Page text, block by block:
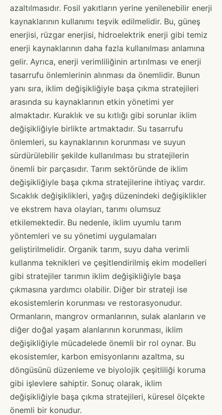
azaltılmasıdır. Fosil yakıtların yerine yenilenebilir enerji
kaynaklarının kullanımı teşvik edilmelidir. Bu, güneş
enerjisi, rüzgar enerjisi, hidroelektrik enerji gibi temiz
enerji kaynaklarının daha fazla kullanılması anlamına
gelir. Ayrıca, enerji verimliliğinin artırılması ve enerji
tasarrufu önlemlerinin alınması da önemlidir. Bunun
yanı sıra, iklim değişikliğiyle başa çıkma stratejileri
arasında su kaynaklarının etkin yönetimi yer
almaktadır. Kuraklık ve su kıtlığı gibi sorunlar iklim
değişikliğiyle birlikte artmaktadır. Su tasarrufu
önlemleri, su kaynaklarının korunması ve suyun
sürdürülebilir şekilde kullanılması bu stratejilerin
önemli bir parçasıdır. Tarım sektöründe de iklim
değişikliğiyle başa çıkma stratejilerine ihtiyaç vardır.
Sıcaklık değişiklikleri, yağış düzenindeki değişiklikler
ve ekstrem hava olayları, tarımı olumsuz
etkilemektedir. Bu nedenle, iklim uyumlu tarım
yöntemleri ve su yönetimi uygulamaları
geliştirilmelidir. Organik tarım, suyu daha verimli
kullanma teknikleri ve çeşitlendirilmiş ekim modelleri
gibi stratejiler tarımın iklim değişikliğiyle başa
çıkmasına yardımcı olabilir. Diğer bir strateji ise
ekosistemlerin korunması ve restorasyonudur.
Ormanların, mangrov ormanlarının, sulak alanların ve
diğer doğal yaşam alanlarının korunması, iklim
değişikliğiyle mücadelede önemli bir rol oynar. Bu
ekosistemler, karbon emisyonlarını azaltma, su
döngüsünü düzenleme ve biyolojik çeşitliliği koruma
gibi işlevlere sahiptir. Sonuç olarak, iklim
değişikliğiyle başa çıkma stratejileri, küresel ölçekte
önemli bir konudur.